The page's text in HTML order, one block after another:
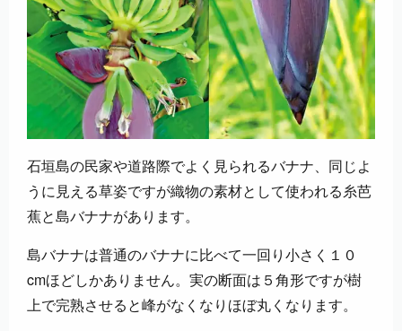
石垣島の民家や道路際でよく見られるバナナ、同じよ
うに見える草姿ですが織物の素材として使われる糸芭
蕉と島バナナがあります。
島バナナは普通のバナナに比べて一回り小さく１０
cmほどしかありません。実の断面は５角形ですが樹
上で完熟させると峰がなくなりほぼ丸くなります。